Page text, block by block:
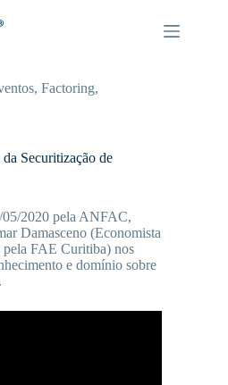
, Factoring,
Securitização de
05/2020 pela ANFAC,
Damasceno (Economista
pela FAE Curitiba) nos
e domínio sobre